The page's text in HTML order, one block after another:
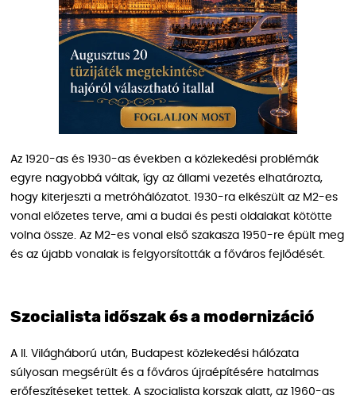
Az 1920-as és 1930-as években a közlekedési problémák
egyre nagyobbá váltak, így az állami vezetés elhatározta,
hogy kiterjeszti a metróhálózatot. 1930-ra elkészült az M2-es
vonal előzetes terve, ami a budai és pesti oldalakat kötötte
volna össze. Az M2-es vonal első szakasza 1950-re épült meg
és az újabb vonalak is felgyorsították a főváros fejlődését.
Szocialista időszak és a modernizáció
A II. Világháború után, Budapest közlekedési hálózata
súlyosan megsérült és a főváros újraépítésére hatalmas
erőfeszítéseket tettek. A szocialista korszak alatt, az 1960-as